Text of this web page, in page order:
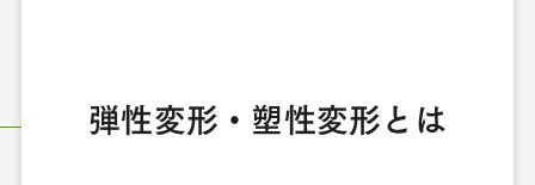
弾性変形・塑性変形とは